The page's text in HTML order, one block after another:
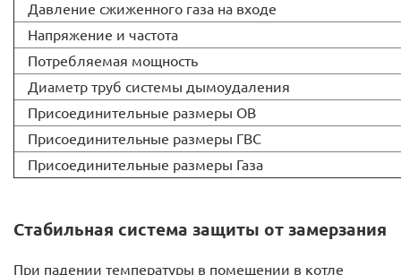
Давление сжиженного газа на входе
Напряжение и частота
Потребляемая мощность
Диаметр труб системы дымоудаления
Присоединительные размеры ОВ
Присоединительные размеры ГВС
Присоединительные размеры Газа
Стабильная система защиты от замерзания
При падении температуры в помещении в котле